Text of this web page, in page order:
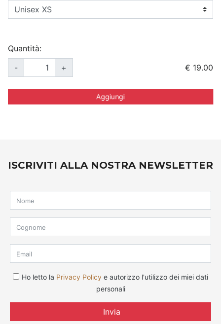
Quantità:
-
+ € 19.00
Aggiungi
ISCRIVITI ALLA NOSTRA NEWSLETTER
Ho letto la Privacy Policy e autorizzo l'utilizzo dei miei dati
personali
Invia